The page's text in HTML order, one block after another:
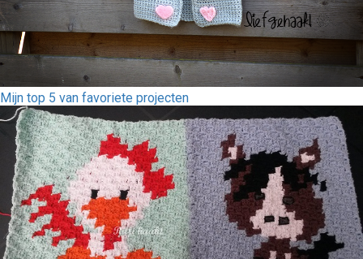
Mijn top 5 van favoriete projecten